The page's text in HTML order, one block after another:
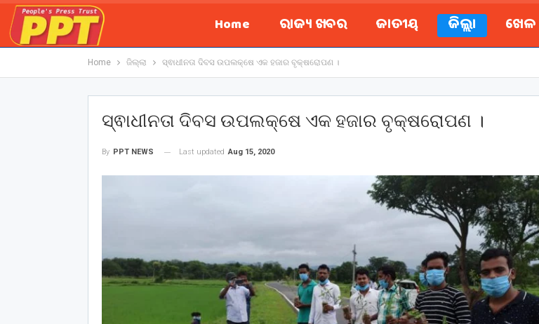
Home ରାଜ୍ୟ ଖବର ଜାତୀୟ ଜିଲ୍ଲା ଖେଳ
Home ଜିଲ୍ଲା ସ୍ଵାଧୀନତା ଦିବସ ଉପଲକ୍ଷେ ଏକ ହଜାର ବୃକ୍ଷରୋପଣ ।
ସ୍ଵାଧୀନତା ଦିବସ ଉପଲକ୍ଷେ ଏକ ହଜାର ବୃକ୍ଷରୋପଣ ।
By PPT NEWS Last updated Aug 15, 2020